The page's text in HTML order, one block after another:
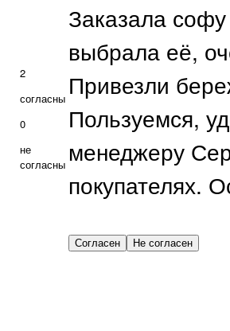
2
согласны
0
не
согласны
Заказала
выбрала её,
Привезли
Пользуемся,
менеджеру
покупателях.